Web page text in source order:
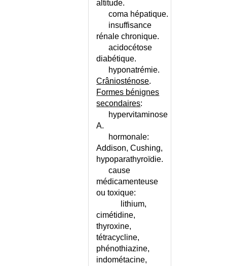
INFLAMMATION - REGIME
INFLUENCE PAR UNE SECTE
INFORMATION DU PATIENT
INJECTION INTRAMUSCULAIRE
ANDROGENES (SYNDROME D')
INSTABILITE VESICALE -
INSTABILITE VESICALE -
INSTABILITE VESICALE CHEZ
INSTABILITE VESICALE CHEZ
INSUFFISANCE ARTERIELLE
INSUFFISANCE CARDIAQUE
INSUFFISANCE CARDIAQUE -
altitude.
coma hépatique.
insuffisance
rénale chronique.
acidocétose
diabétique.
hyponatrémie.
Crâniosténose.
Formes bénignes
secondaires:
hypervitaminose
A.
hormonale:
Addison, Cushing,
hypoparathyroïdie.
cause
médicamenteuse
ou toxique:
lithium,
cimétidine,
thyroxine,
tétracycline,
phénothiazine,
indométacine,